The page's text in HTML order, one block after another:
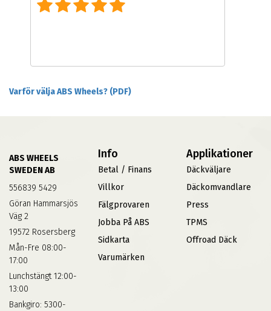
Varför välja ABS Wheels? (PDF)
ABS WHEELS
SWEDEN AB
556839 5429
Göran Hammarsjös
Väg 2
19572 Rosersberg
Mån-Fre 08:00-
17:00
Lunchstängt 12:00-
13:00
Bankgiro: 5300-
Info
Betal / Finans
Villkor
Fälgprovaren
Jobba På ABS
Sidkarta
Varumärken
Applikationer
Däckväljare
Däckomvandlare
Press
TPMS
Offroad Däck